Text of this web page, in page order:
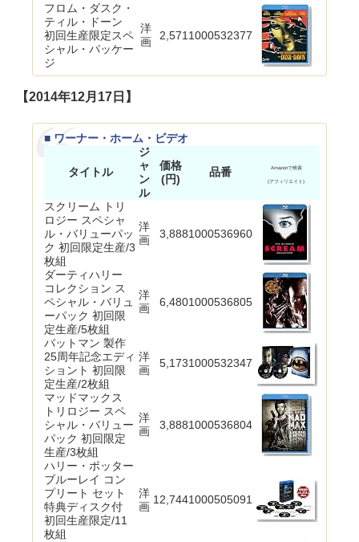
フロム・ダスク・
ティル・ドーン
初回生産限定スペ
シャル・パッケー
ジ
洋
画
2,571 1000532377
【2014年12月17日】
■ ワーナー・ホーム・ビデオ
タイトル
ジ
ャ
ン
ル
価格
(円)
品番 Amazonで検索
(アフィリエイト)
スクリーム トリ
ロジー スペシャ
ル・バリューパッ
ク 初回限定生産/3
枚組
洋
画
3,8881000536960
ダーティハリー
コレクション ス
ペシャル・バリュ
ーパック 初回限
定生産/5枚組
洋
画
6,4801000536805
バットマン 製作
25周年記念エディ
ショント 初回限
定生産/2枚組
洋
画
5,1731000532347
マッドマックス
トリロジー スペ
シャル・バリュー
パック 初回限定
生産/3枚組
洋
画
3,8881000536804
ハリー・ポッター
ブルーレイ コン
プリート セット
特典ディスク付
初回生産限定/11
枚組
洋
画
12,7441000505091